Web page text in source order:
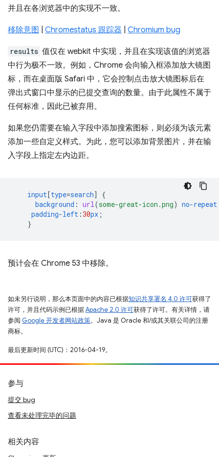
并且在各浏览器中的实现不一致。
移除意图 Chromestatus 跟踪器 Chromium bug
results 值仅在 webkit 中实现，并且在实现该值的浏览器
中行为极不一致。例如，Chrome 会向输入框添加放大镜图
标，而在桌面版 Safari 中，它会控制点击放大镜图标后在
弹出式窗口中显示的已提交查询的数量。由于此属性不属于
任何标准，因此已被弃用。
如果您仍需要在输入字段中添加搜索图标，则必须为该元素
添加一些自定义样式。为此，您可以添加背景图片，并在输
入字段上指定左内边距。
input[type=search]
{
background : url(some-great-icon.png) no-repeat
padding-left :30px ;
}
预计会在 Chrome 53 中移除。
如未另行说明，那么本页面中的内容已根据知识共享署名 4.0 许可获得了
许可，并且代码示例已根据Apache 2.0 许可获得了许可。有关详情，请
参阅 Google 开发者网站政策。Java 是 Oracle 和/或其关联公司的注册
商标。
最后更新时间 (UTC)：2016-04-19。
参与
提交 bug
查看未处理完毕的问题
相关内容